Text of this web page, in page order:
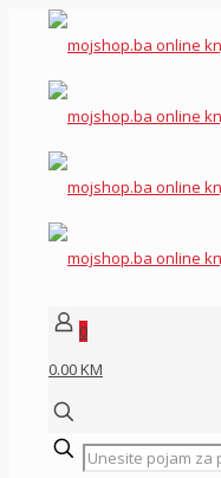
0
0.00 KM